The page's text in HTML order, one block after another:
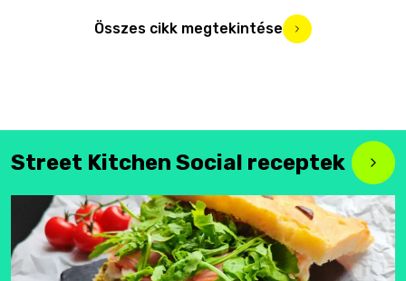
Összes cikk megtekintése
Street Kitchen Social receptek